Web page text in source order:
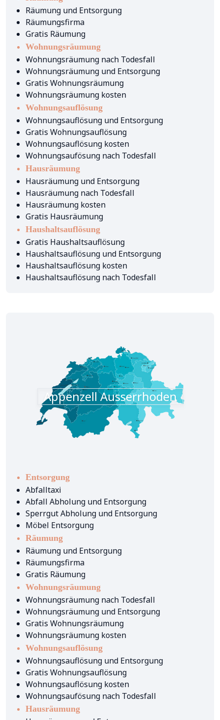
Räumung und Entsorgung
Räumungsfirma
Gratis Räumung
Wohnungsräumung
Wohnungsräumung nach Todesfall
Wohnungsräumung und Entsorgung
Gratis Wohnungsräumung
Wohnungsräumung kosten
Wohnungsauflösung
Wohnungsauflösung und Entsorgung
Gratis Wohnungsauflösung
Wohnungsauflösung kosten
Wohnungsaufösung nach Todesfall
Hausräumung
Hausräumung und Entsorgung
Hausräumung nach Todesfall
Hausräumung kosten
Gratis Hausräumung
Haushaltsauflösung
Gratis Haushaltsauflösung
Haushaltsauflösung und Entsorgung
Haushaltsauflösung kosten
Haushaltsauflösung nach Todesfall
Appenzell Ausserrhoden
Entsorgung
Abfalltaxi
Abfall Abholung und Entsorgung
Sperrgut Abholung und Entsorgung
Möbel Entsorgung
Räumung
Räumung und Entsorgung
Räumungsfirma
Gratis Räumung
Wohnungsräumung
Wohnungsräumung nach Todesfall
Wohnungsräumung und Entsorgung
Gratis Wohnungsräumung
Wohnungsräumung kosten
Wohnungsauflösung
Wohnungsauflösung und Entsorgung
Gratis Wohnungsauflösung
Wohnungsauflösung kosten
Wohnungsaufösung nach Todesfall
Hausräumung